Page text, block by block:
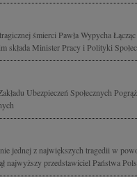
śmierci Pawła Wypycha
składa Minister Pracy i Polityki
Ubezpieczeń Społecznych
jednej z największych tragedii w
najwyższy przedstawiciel Państwa